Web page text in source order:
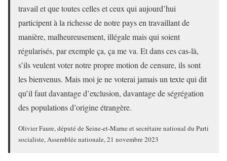
travail et que toutes celles et ceux qui aujourd’hui
participent à la richesse de notre pays en travaillant de
manière, malheureusement, illégale mais qui soient
régularisés, par exemple ça, ça me va. Et dans ces cas-là,
s’ils veulent voter notre propre motion de censure, ils sont
les bienvenus. Mais moi je ne voterai jamais un texte qui dit
qu’il faut davantage d’exclusion, davantage de ségrégation
des populations d’origine étrangère.
Olivier Faure, député de Seine-et-Marne et secrétaire national du Parti
socialiste, Assemblée nationale, 21 novembre 2023